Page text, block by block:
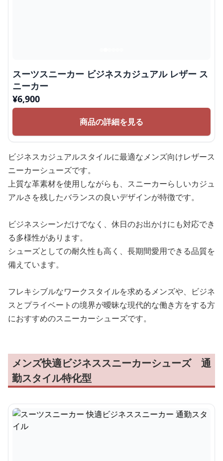
スーツスニーカー ビジネスカジュアル レザー ス
ニーカー
¥6,900
商品の詳細を見る
ビジネスカジュアルスタイルに最適なメンズ向けレザース
ニーカーシューズです。
上質な革素材を使用しながらも、スニーカーらしいカジュ
アルさを残したバランスの良いデザインが特徴です。
ビジネスシーンだけでなく、休日のお出かけにも対応でき
る多様性があります。
シューズとしての耐久性も高く、長期間愛用できる品質を
備えています。
フレキシブルなワークスタイルを求めるメンズや、ビジネ
スとプライベートの境界が曖昧な現代的な働き方をする方
におすすめのスニーカーシューズです。
メンズ快適ビジネススニーカーシューズ 通
勤スタイル特化型